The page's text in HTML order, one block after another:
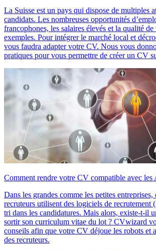
La Suisse est un pays qui dispose de multiples
candidats. Les nombreuses opportunités
francophones, les salaires élevés et la qualité
exemples. Pour intégrer le marché local et
vous faudra adapter votre CV. Nous vous
pratiques pour vous permettre de créer un CV
Comment rendre votre CV compatible avec les
Dans les grandes comme les petites
recruteurs utilisent des logiciels de recrutement
tri dans les candidatures. Mais alors, existe-t-il
sortir son curriculum vitae du lot ? CVwizard
conseils afin que votre CV déjoue les robots et
des recruteurs.